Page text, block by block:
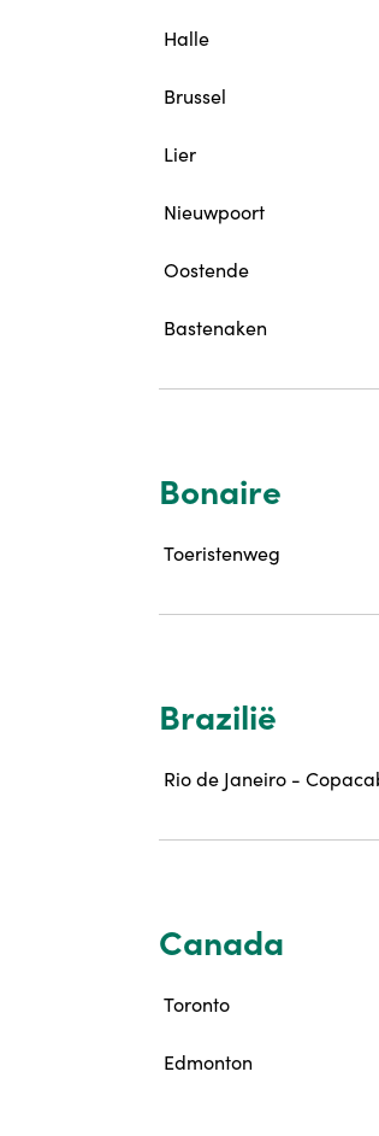
Halle
Brussel
Lier
Nieuwpoort
Oostende
Bastenaken
Bonaire
Toeristenweg
Brazilië
Rio de Janeiro -
Canada
Toronto
Edmonton